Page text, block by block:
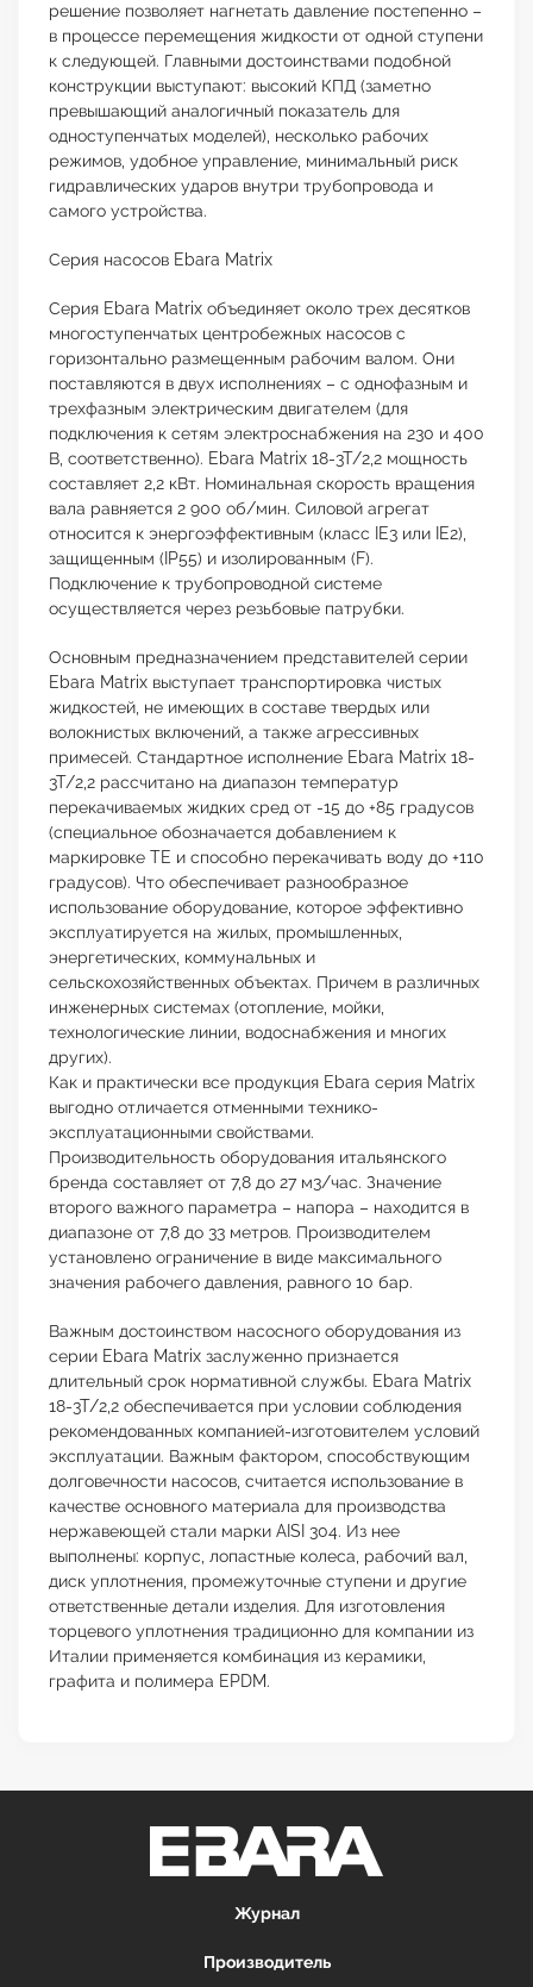
решение позволяет нагнетать давление постепенно –
в процессе перемещения жидкости от одной ступени
к следующей. Главными достоинствами подобной
конструкции выступают: высокий КПД (заметно
превышающий аналогичный показатель для
одноступенчатых моделей), несколько рабочих
режимов, удобное управление, минимальный риск
гидравлических ударов внутри трубопровода и
самого устройства.
Серия насосов Ebara Matrix
Серия Ebara Matrix объединяет около трех десятков
многоступенчатых центробежных насосов с
горизонтально размещенным рабочим валом. Они
поставляются в двух исполнениях – с однофазным и
трехфазным электрическим двигателем (для
подключения к сетям электроснабжения на 230 и 400
В, соответственно). Ebara Matrix 18-3T/2,2 мощность
составляет 2,2 кВт. Номинальная скорость вращения
вала равняется 2 900 об/мин. Силовой агрегат
относится к энергоэффективным (класс IE3 или IE2),
защищенным (IP55) и изолированным (F).
Подключение к трубопроводной системе
осуществляется через резьбовые патрубки.
Основным предназначением представителей серии
Ebara Matrix выступает транспортировка чистых
жидкостей, не имеющих в составе твердых или
волокнистых включений, а также агрессивных
примесей. Стандартное исполнение Ebara Matrix 18-
3T/2,2 рассчитано на диапазон температур
перекачиваемых жидких сред от -15 до +85 градусов
(специальное обозначается добавлением к
маркировке TE и способно перекачивать воду до +110
градусов). Что обеспечивает разнообразное
использование оборудование, которое эффективно
эксплуатируется на жилых, промышленных,
энергетических, коммунальных и
сельскохозяйственных объектах. Причем в различных
инженерных системах (отопление, мойки,
технологические линии, водоснабжения и многих
других).
Как и практически все продукция Ebara серия Matrix
выгодно отличается отменными технико-
эксплуатационными свойствами.
Производительность оборудования итальянского
бренда составляет от 7,8 до 27 м3/час. Значение
второго важного параметра – напора – находится в
диапазоне от 7,8 до 33 метров. Производителем
установлено ограничение в виде максимального
значения рабочего давления, равного 10 бар.
Важным достоинством насосного оборудования из
серии Ebara Matrix заслуженно признается
длительный срок нормативной службы. Ebara Matrix
18-3T/2,2 обеспечивается при условии соблюдения
рекомендованных компанией-изготовителем условий
эксплуатации. Важным фактором, способствующим
долговечности насосов, считается использование в
качестве основного материала для производства
нержавеющей стали марки AISI 304. Из нее
выполнены: корпус, лопастные колеса, рабочий вал,
диск уплотнения, промежуточные ступени и другие
ответственные детали изделия. Для изготовления
торцевого уплотнения традиционно для компании из
Италии применяется комбинация из керамики,
графита и полимера EPDM.
Журнал
Производитель